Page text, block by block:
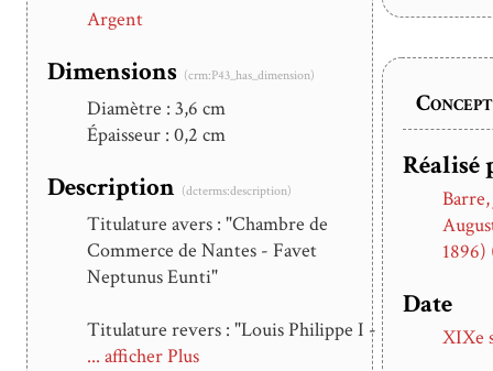
Argent
Dimensions (crm:P43_has_dimension)
Diamètre : 3,6 cm
Épaisseur : 0,2 cm
Description (dcterms:description)
Titulature avers : "Chambre de
Commerce de Nantes - Favet
Neptunus Eunti"
Titulature revers : "Louis Philippe I -
Roi des français " signé Barre
... afficher Plus
Réalisé
Date
XIXe